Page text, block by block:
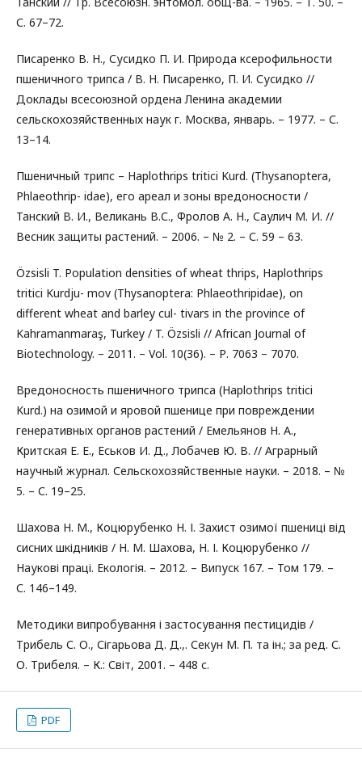
С. 67–72.
Писаренко В. Н., Сусидко П. И. Природа ксерофильности
пшеничного трипса / В. Н. Писаренко, П. И. Сусидко //
Доклады всесоюзной ордена Ленина академии
сельскохозяйственных наук г. Москва, январь. – 1977. – С.
13–14.
Пшеничный трипс – Haplothrips tritici Kurd. (Thysanoptera,
Phlaeothrip- idae), его ареал и зоны вредоносности /
Танский В. И., Великань В.С., Фролов А. Н., Саулич М. И. //
Весник защиты растений. – 2006. – № 2. – С. 59 – 63.
Özsisli T. Population densities of wheat thrips, Haplothrips
tritici Kurdju- mov (Thysanoptera: Phlaeothripidae), on
different wheat and barley cul- tivars in the province of
Kahramanmaraş, Turkey / T. Özsisli // African Journal of
Biotechnology. – 2011. – Vol. 10(36). – Р. 7063 – 7070.
Вредоносность пшеничного трипса (Haplothrips tritici
Kurd.) на озимой и яровой пшенице при повреждении
генеративных органов растений / Емельянов Н. А.,
Критская Е. Е., Еськов И. Д., Лобачев Ю. В. // Аграрный
научный журнал. Сельскохозяйственные науки. – 2018. – №
5. – С. 19–25.
Шахова Н. М., Коцюрубенко Н. І. Захист озимої пшениці від
сисних шкідників / Н. М. Шахова, Н. І. Коцюрубенко //
Наукові праці. Екологія. – 2012. – Випуск 167. – Том 179. –
С. 146–149.
Методики випробування і застосування пестицидів /
Трибель С. О., Сігарьова Д. Д.,. Секун М. П. та ін.; за ред. С.
О. Трибеля. – К.: Світ, 2001. – 448 с.
PDF